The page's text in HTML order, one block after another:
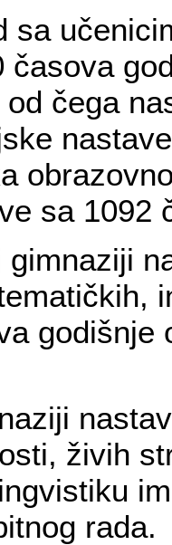
sa
časova
čega
sa 1092
gimnaziji
godišnje
živih
rada.